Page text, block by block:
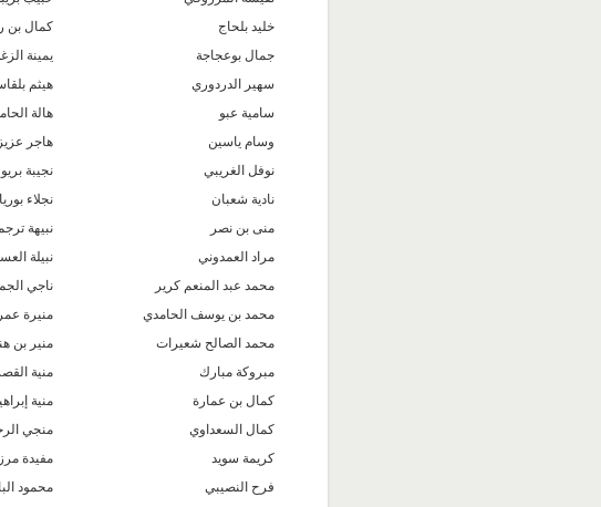
خليد بلحاج
جمال بوعجاجة
سهير الدردوري
سامية عبو
وسام ياسين
نوفل الغريبي
نادية شعبان
منى بن نصر
مراد العمدوني
محمد عبد المنعم كرير
محمد بن يوسف الحامدي
محمد الصالح شعيرات
مبروكة مبارك
كمال بن عمارة
كمال السعداوي
كريمة سويد
فرح النصيبي
كمال بن
يمينة
هيثم
هالة
هاجر عزيز
نجيبة
نجلاء
نبيهة
نبيلة
ناجي
منيرة
منير بن
منية
منية
منجي
مفيدة
محمود